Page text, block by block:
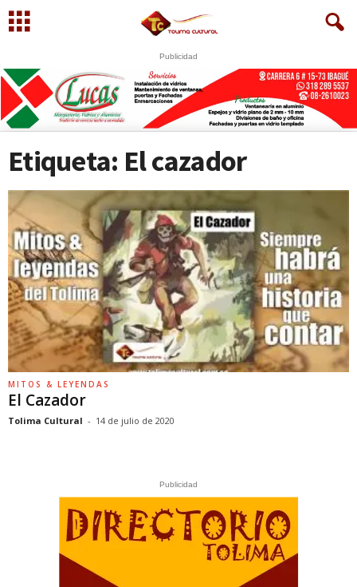
Publicidad
Etiqueta: El cazador
MITOS & LEYENDAS
El Cazador
Tolima Cultural - 14 de julio de 2020
Publicidad